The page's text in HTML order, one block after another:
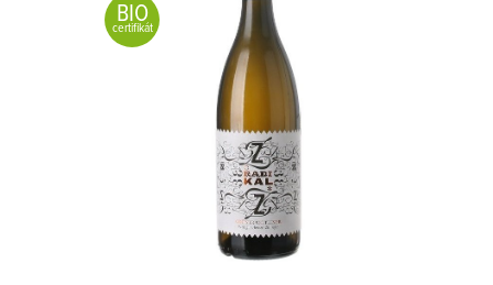
BIO
certifikát